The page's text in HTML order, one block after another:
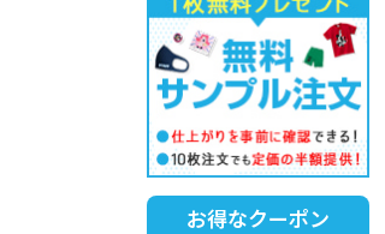
お得なクーポン